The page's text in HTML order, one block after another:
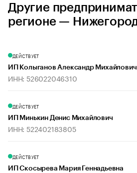
Другие
регионе —
ДЕЙСТВУЕТ
ИП Колыганов Александр Михайлович
ИНН: 526022046310
ДЕЙСТВУЕТ
ИП Минькин Денис Михайлович
ИНН: 522402183805
ДЕЙСТВУЕТ
ИП Скосырева Мария Геннадьевна